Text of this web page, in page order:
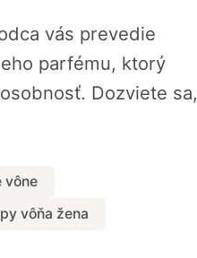
vás prevedie
parfému, ktorý
Dozviete sa,
vône
vôňa žena